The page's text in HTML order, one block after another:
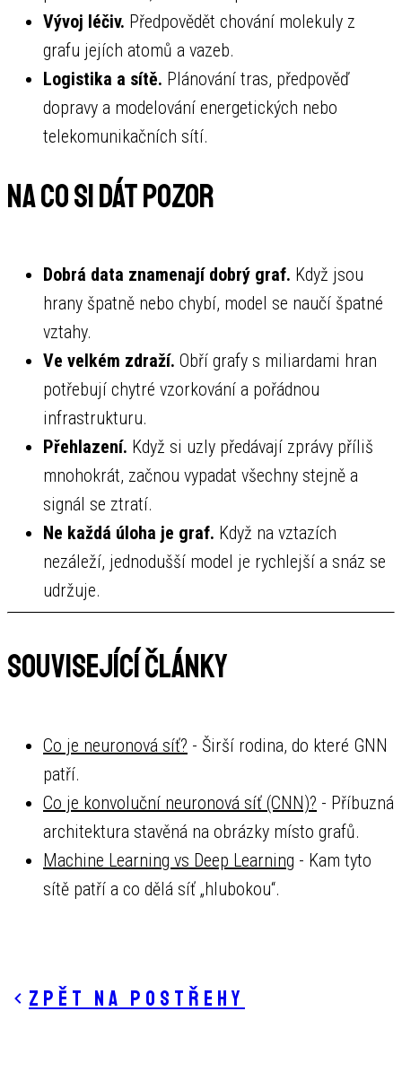
Vývoj léčiv. Předpovědět chování molekuly z
grafu jejích atomů a vazeb.
Logistika a sítě. Plánování tras, předpověď
dopravy a modelování energetických nebo
telekomunikačních sítí.
Na co si dát pozor
Dobrá data znamenají dobrý graf. Když jsou
hrany špatně nebo chybí, model se naučí špatné
vztahy.
Ve velkém zdraží. Obří grafy s miliardami hran
potřebují chytré vzorkování a pořádnou
infrastrukturu.
Přehlazení. Když si uzly předávají zprávy příliš
mnohokrát, začnou vypadat všechny stejně a
signál se ztratí.
Ne každá úloha je graf. Když na vztazích
nezáleží, jednodušší model je rychlejší a snáz se
udržuje.
Související články
Co je neuronová síť? - Širší rodina, do které GNN
patří.
Co je konvoluční neuronová síť (CNN)? - Příbuzná
architektura stavěná na obrázky místo grafů.
Machine Learning vs Deep Learning - Kam tyto
sítě patří a co dělá síť „hlubokou“.
Zpět na postřehy